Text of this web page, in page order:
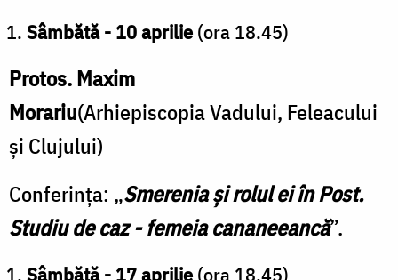
Sâmbătă - 10 aprilie (ora 18.45)
Protos. Maxim
Morariu(Arhiepiscopia Vadului, Feleacului
și Clujului)
Conferința: „Smerenia și rolul ei în Post.
Studiu de caz - femeia cananeeancă”.
Sâmbătă - 17 aprilie (ora 18.45)